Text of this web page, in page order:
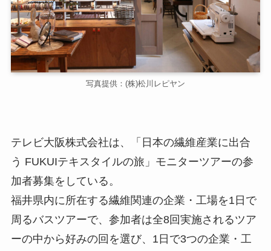
写真提供：(株)松川レピヤン
テレビ大阪株式会社は、「日本の繊維産業に出合
う FUKUIテキスタイルの旅」モニターツアーの参
加者募集をしている。
福井県内に所在する繊維関連の企業・工場を1日で
周るバスツアーで、参加者は全8回実施されるツア
ーの中から好みの回を選び、1日で3つの企業・工